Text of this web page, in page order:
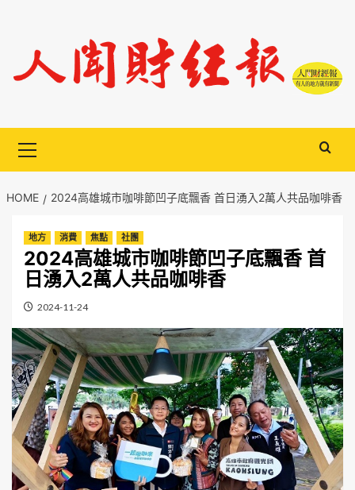
content
Menu
HOME 2024高雄城市咖啡節凹子底飄香 首日湧入2萬人共品咖啡香
地方 消費 焦點 社團
2024高雄城市咖啡節凹子底飄香 首
日湧入2萬人共品咖啡香
2024-11-24